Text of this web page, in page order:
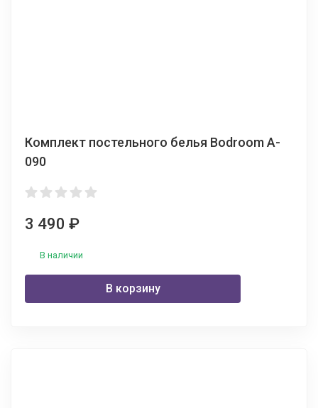
Комплект постельного белья Bodroom A-
090
3 490 ₽
В наличии
В корзину